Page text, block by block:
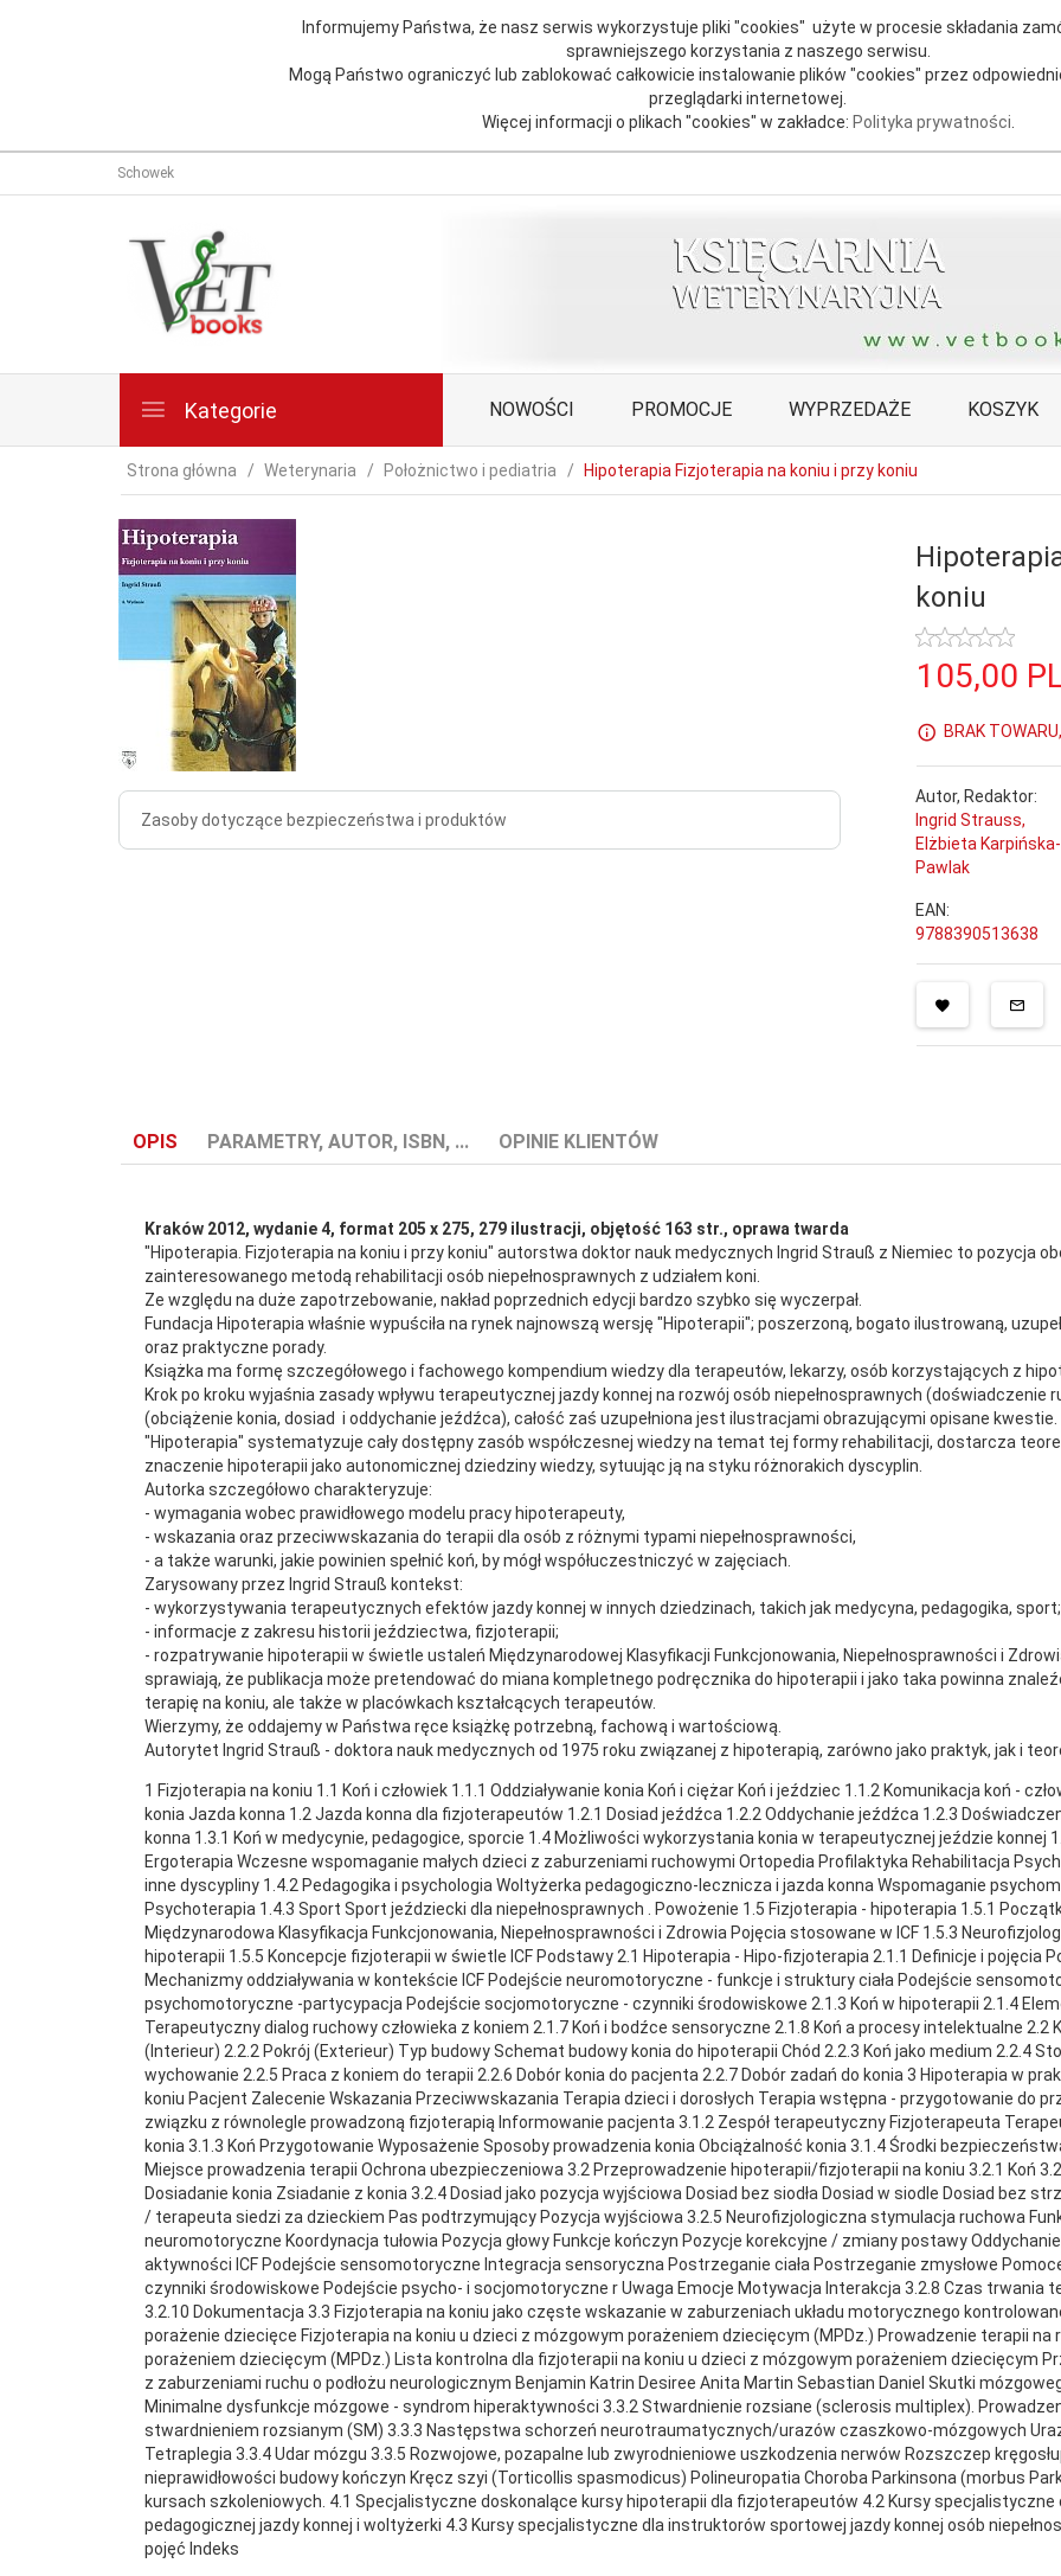
Informujemy Państwa, że nasz serwis wykorzystuje pliki "cookies" użyte w procesie składania
sprawniejszego korzystania z naszego serwisu.
Mogą Państwo ograniczyć lub zablokować całkowicie instalowanie plików "cookies" przez
przeglądarki internetowej.
Więcej informacji o plikach "cookies" w zakładce: Polityka prywatności.
Schowek
Kategorie NOWOŚCI PROMOCJE WYPRZEDAŻE KOSZYK
Strona główna Weterynaria Położnictwo i pediatria Hipoterapia Fizjoterapia na koniu i przy koniu
Zasoby dotyczące bezpieczeństwa i produktów
koniu
105,00
BRAK
Autor, Redaktor:
Ingrid Strauss,
Elżbieta Karpińska-
Pawlak
EAN:
9788390513638
OPIS PARAMETRY, AUTOR, ISBN, ... OPINIE KLIENTÓW
Kraków 2012, wydanie 4, format 205 x 275, 279 ilustracji, objętość 163 str., oprawa twarda
"Hipoterapia. Fizjoterapia na koniu i przy koniu" autorstwa doktor nauk medycznych Ingrid Strauß z Niemiec to pozycja
zainteresowanego metodą rehabilitacji osób niepełnosprawnych z udziałem koni.
Ze względu na duże zapotrzebowanie, nakład poprzednich edycji bardzo szybko się wyczerpał.
Fundacja Hipoterapia właśnie wypuściła na rynek najnowszą wersję "Hipoterapii"; poszerzoną, bogato ilustrowaną,
oraz praktyczne porady.
Książka ma formę szczegółowego i fachowego kompendium wiedzy dla terapeutów, lekarzy, osób korzystających z
Krok po kroku wyjaśnia zasady wpływu terapeutycznej jazdy konnej na rozwój osób niepełnosprawnych (doświadczenie
(obciążenie konia, dosiad i oddychanie jeźdźca), całość zaś uzupełniona jest ilustracjami obrazującymi opisane kwestie.
"Hipoterapia" systematyzuje cały dostępny zasób współczesnej wiedzy na temat tej formy rehabilitacji, dostarcza
znaczenie hipoterapii jako autonomicznej dziedziny wiedzy, sytuując ją na styku różnorakich dyscyplin.
Autorka szczegółowo charakteryzuje:
- wymagania wobec prawidłowego modelu pracy hipoterapeuty,
- wskazania oraz przeciwwskazania do terapii dla osób z różnymi typami niepełnosprawności,
- a także warunki, jakie powinien spełnić koń, by mógł współuczestniczyć w zajęciach.
Zarysowany przez Ingrid Strauß kontekst:
- wykorzystywania terapeutycznych efektów jazdy konnej w innych dziedzinach, takich jak medycyna, pedagogika, sport;
- informacje z zakresu historii jeździectwa, fizjoterapii;
- rozpatrywanie hipoterapii w świetle ustaleń Międzynarodowej Klasyfikacji Funkcjonowania, Niepełnosprawności i
sprawiają, że publikacja może pretendować do miana kompletnego podręcznika do hipoterapii i jako taka powinna
terapię na koniu, ale także w placówkach kształcących terapeutów.
Wierzymy, że oddajemy w Państwa ręce książkę potrzebną, fachową i wartościową.
Autorytet Ingrid Strauß - doktora nauk medycznych od 1975 roku związanej z hipoterapią, zarówno jako praktyk, jak i
1 Fizjoterapia na koniu 1.1 Koń i człowiek 1.1.1 Oddziaływanie konia Koń i ciężar Koń i jeździec 1.1.2 Komunikacja koń -
konia Jazda konna 1.2 Jazda konna dla fizjoterapeutów 1.2.1 Dosiad jeźdźca 1.2.2 Oddychanie jeźdźca 1.2.3
konna 1.3.1 Koń w medycynie, pedagogice, sporcie 1.4 Możliwości wykorzystania konia w terapeutycznej jeździe konnej
Ergoterapia Wczesne wspomaganie małych dzieci z zaburzeniami ruchowymi Ortopedia Profilaktyka Rehabilitacja
inne dyscypliny 1.4.2 Pedagogika i psychologia Woltyżerka pedagogiczno-lecznicza i jazda konna Wspomaganie
Psychoterapia 1.4.3 Sport Sport jeździecki dla niepełnosprawnych . Powożenie 1.5 Fizjoterapia - hipoterapia 1.5.1
Międzynarodowa Klasyfikacja Funkcjonowania, Niepełnosprawności i Zdrowia Pojęcia stosowane w ICF 1.5.3
hipoterapii 1.5.5 Koncepcje fizjoterapii w świetle ICF Podstawy 2.1 Hipoterapia - Hipo-fizjoterapia 2.1.1 Definicje i pojęcia
Mechanizmy oddziaływania w kontekście ICF Podejście neuromotoryczne - funkcje i struktury ciała Podejście
psychomotoryczne -partycypacja Podejście socjomotoryczne - czynniki środowiskowe 2.1.3 Koń w hipoterapii 2.1.4
Terapeutyczny dialog ruchowy człowieka z koniem 2.1.7 Koń i bodźce sensoryczne 2.1.8 Koń a procesy intelektualne 2.2
(Interieur) 2.2.2 Pokrój (Exterieur) Typ budowy Schemat budowy konia do hipoterapii Chód 2.2.3 Koń jako medium 2.2.4
wychowanie 2.2.5 Praca z koniem do terapii 2.2.6 Dobór konia do pacjenta 2.2.7 Dobór zadań do konia 3 Hipoterapia w
koniu Pacjent Zalecenie Wskazania Przeciwwskazania Terapia dzieci i dorosłych Terapia wstępna - przygotowanie do
związku z równolegle prowadzoną fizjoterapią Informowanie pacjenta 3.1.2 Zespół terapeutyczny Fizjoterapeuta
konia 3.1.3 Koń Przygotowanie Wyposażenie Sposoby prowadzenia konia Obciążalność konia 3.1.4 Środki
Miejsce prowadzenia terapii Ochrona ubezpieczeniowa 3.2 Przeprowadzenie hipoterapii/fizjoterapii na koniu 3.2.1 Koń
Dosiadanie konia Zsiadanie z konia 3.2.4 Dosiad jako pozycja wyjściowa Dosiad bez siodła Dosiad w siodle Dosiad bez
/ terapeuta siedzi za dzieckiem Pas podtrzymujący Pozycja wyjściowa 3.2.5 Neurofizjologiczna stymulacja ruchowa
neuromotoryczne Koordynacja tułowia Pozycja głowy Funkcje kończyn Pozycje korekcyjne / zmiany postawy
aktywności ICF Podejście sensomotoryczne Integracja sensoryczna Postrzeganie ciała Postrzeganie zmysłowe
czynniki środowiskowe Podejście psycho- i socjomotoryczne r Uwaga Emocje Motywacja Interakcja 3.2.8 Czas trwania
3.2.10 Dokumentacja 3.3 Fizjoterapia na koniu jako częste wskazanie w zaburzeniach układu motorycznego
porażenie dziecięce Fizjoterapia na koniu u dzieci z mózgowym porażeniem dziecięcym (MPDz.) Prowadzenie terapii
porażeniem dziecięcym (MPDz.) Lista kontrolna dla fizjoterapii na koniu u dzieci z mózgowym porażeniem dziecięcym
z zaburzeniami ruchu o podłożu neurologicznym Benjamin Katrin Desiree Anita Martin Sebastian Daniel Skutki
Minimalne dysfunkcje mózgowe - syndrom hiperaktywności 3.3.2 Stwardnienie rozsiane (sclerosis multiplex).
stwardnieniem rozsianym (SM) 3.3.3 Następstwa schorzeń neurotraumatycznych/urazów czaszkowo-mózgowych
Tetraplegia 3.3.4 Udar mózgu 3.3.5 Rozwojowe, pozapalne lub zwyrodnieniowe uszkodzenia nerwów Rozszczep
nieprawidłowości budowy kończyn Kręcz szyi (Torticollis spasmodicus) Polineuropatia Choroba Parkinsona (morbus
kursach szkoleniowych. 4.1 Specjalistyczne doskonalące kursy hipoterapii dla fizjoterapeutów 4.2 Kursy
pedagogicznej jazdy konnej i woltyżerki 4.3 Kursy specjalistyczne dla instruktorów sportowej jazdy konnej osób
pojęć Indeks
Autor: Ingrid Strauss
ISBN: 978-83-905136-3-8
Redaktor: Elżbieta Karpińska-Pawlak